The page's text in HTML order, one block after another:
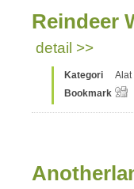
Reindeer
detail >>
Kategori
Alat
Bookmark